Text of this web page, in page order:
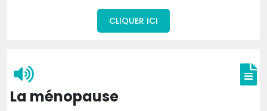
CLIQUER ICI
La ménopause